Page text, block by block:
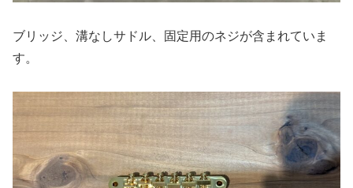
ブリッジ、溝なしサドル、固定用のネジが含まれていま
す。